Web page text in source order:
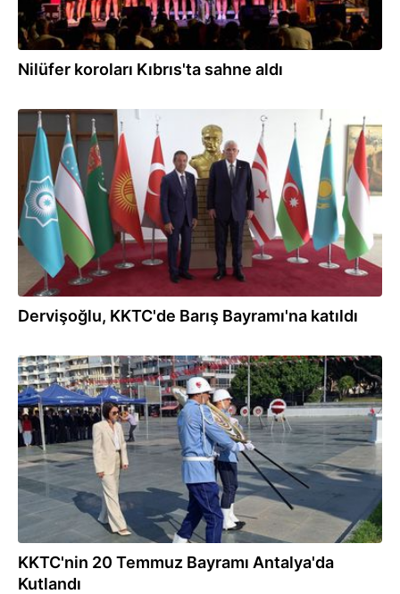
Nilüfer koroları Kıbrıs'ta sahne aldı
20.07.2026
Dervişoğlu, KKTC'de Barış Bayramı'na katıldı
20.07.2026
KKTC'nin 20 Temmuz Bayramı Antalya'da
Kutlandı